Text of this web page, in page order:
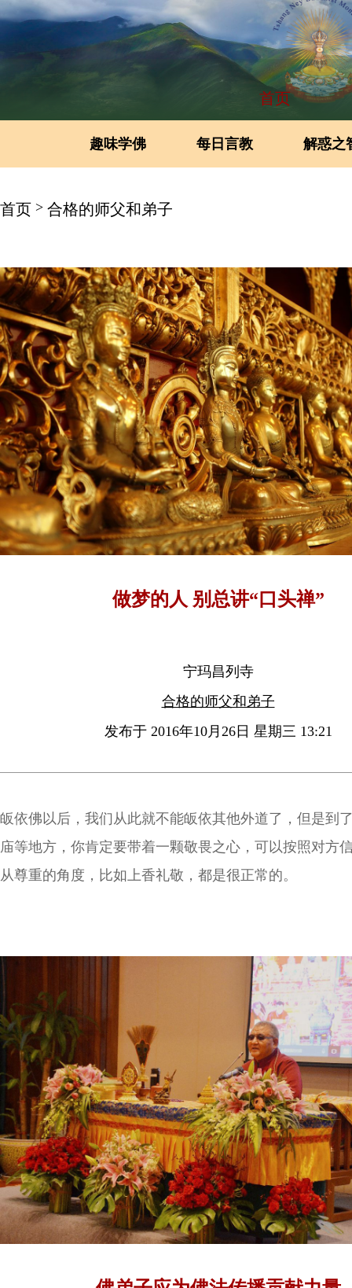
首页
趣味学佛 每日言教 解惑之
首页 > 合格的师父和弟子
做梦的人 别总讲“口头禅”
宁玛昌列寺
合格的师父和弟子
发布于 2016年10月26日 星期三 13:21
皈依佛以后，我们从此就不能皈依其他外道了，但是到
庙等地方，你肯定要带着一颗敬畏之心，可以按照对方
从尊重的角度，比如上香礼敬，都是很正常的。